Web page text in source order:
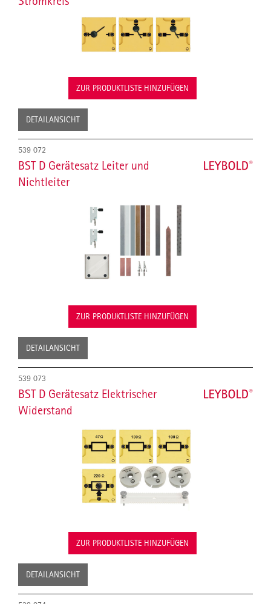
ZUR PRODUKTLISTE HINZUFÜGEN
DETAILANSICHT
539 072
BST D Gerätesatz Leiter und
Nichtleiter
ZUR PRODUKTLISTE HINZUFÜGEN
DETAILANSICHT
539 073
BST D Gerätesatz Elektrischer
Widerstand
ZUR PRODUKTLISTE HINZUFÜGEN
DETAILANSICHT